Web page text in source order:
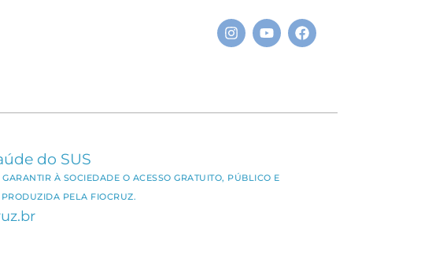
do SUS
À SOCIEDADE O ACESSO GRATUITO, PÚBLICO E
PELA FIOCRUZ.